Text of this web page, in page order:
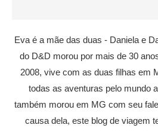
Eva é a mãe das duas - Daniela e
do D&D morou por mais de 30
2008, vive com as duas filhas em
todas as aventuras pelo mundo
também morou em MG com seu
causa dela, este blog de viagem